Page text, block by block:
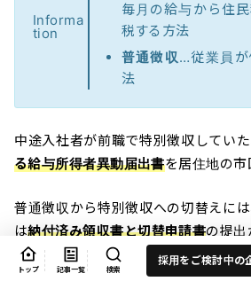
トップ 記事一覧 検索
採用をご検討中の
Informa
tion
毎月の給与から住
税する方法
普通徴収…従業員
法
中途入社者が前職で特別徴収していた
る給与所得者異動届出書を居住地の市
普通徴収から特別徴収への切替えには
は納付済み領収書と切替申請書の提出
新卒者など前年所得がない場合は翌